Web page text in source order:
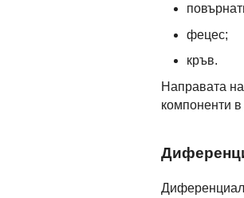
фецес;
кръв.
Направата
компоненти